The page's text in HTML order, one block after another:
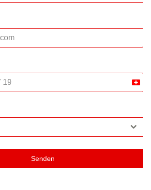
Senden